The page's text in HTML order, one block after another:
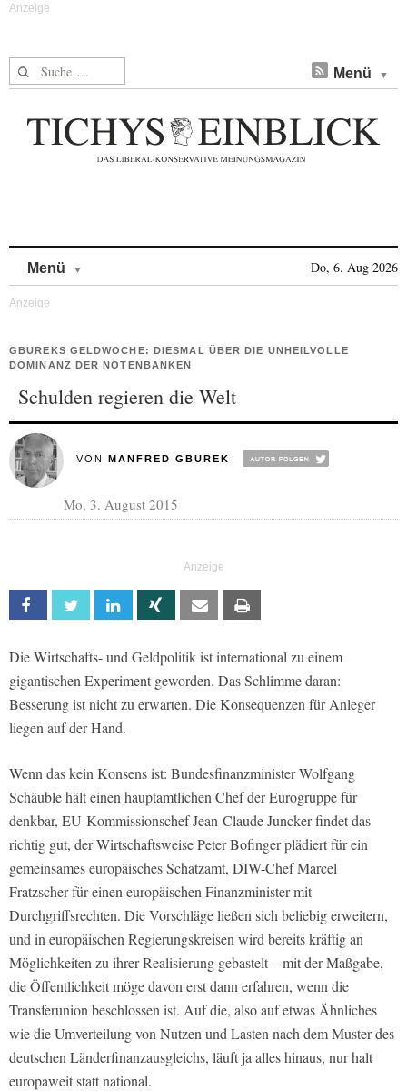
Suche nach: Menü
Menü Do, 6. Aug 2026
GBUREKS GELDWOCHE: DIESMAL ÜBER DIE UNHEILVOLLE
DOMINANZ DER NOTENBANKEN
Schulden regieren die Welt
VON MANFRED GBUREK
Mo, 3. August 2015
Facebook Twitter Linkedin Xing Email
Die Wirtschafts- und Geldpolitik ist international zu einem
gigantischen Experiment geworden. Das Schlimme daran:
Besserung ist nicht zu erwarten. Die Konsequenzen für Anleger
liegen auf der Hand.
Wenn das kein Konsens ist: Bundesfinanzminister Wolfgang
Schäuble hält einen hauptamtlichen Chef der Eurogruppe für
denkbar, EU-Kommissionschef Jean-Claude Juncker findet das
richtig gut, der Wirtschaftsweise Peter Bofinger plädiert für ein
gemeinsames europäisches Schatzamt, DIW-Chef Marcel
Fratzscher für einen europäischen Finanzminister mit
Durchgriffsrechten. Die Vorschläge ließen sich beliebig erweitern,
und in europäischen Regierungskreisen wird bereits kräftig an
Möglichkeiten zu ihrer Realisierung gebastelt – mit der Maßgabe,
die Öffentlichkeit möge davon erst dann erfahren, wenn die
Transferunion beschlossen ist. Auf die, also auf etwas Ähnliches
wie die Umverteilung von Nutzen und Lasten nach dem Muster des
deutschen Länderfinanzausgleichs, läuft ja alles hinaus, nur halt
europaweit statt national.